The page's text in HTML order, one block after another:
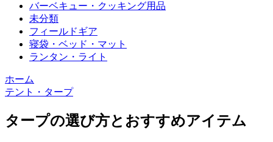
バーベキュー・クッキング用品
未分類
フィールドギア
寝袋・ベッド・マット
ランタン・ライト
ホーム
テント・タープ
タープの選び方とおすすめアイテム